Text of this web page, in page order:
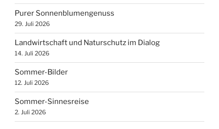
Purer Sonnenblumengenuss
29. Juli 2026
Landwirtschaft und Naturschutz im Dialog
14. Juli 2026
Sommer-Bilder
12. Juli 2026
Sommer-Sinnesreise
2. Juli 2026